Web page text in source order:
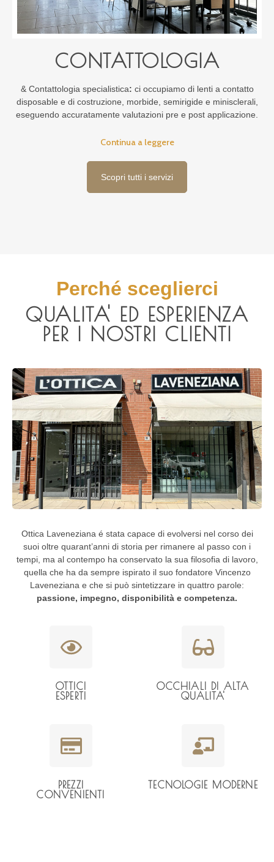
CONTATTOLOGIA
& Contattologia specialistica: ci occupiamo di lenti a contatto
disposable e di costruzione, morbide, semirigide e minisclerali,
eseguendo accuratamente valutazioni pre e post applicazione.
Continua a leggere
Scopri tutti i servizi
Perché sceglierci
QUALITA' ED ESPERIENZA
PER I NOSTRI CLIENTI
Ottica Laveneziana é stata capace di evolversi nel corso dei
suoi oltre quarant’anni di storia per rimanere al passo con i
tempi, ma al contempo ha conservato la sua filosofia di lavoro,
quella che ha da sempre ispirato il suo fondatore Vincenzo
Laveneziana e che si può sintetizzare in quattro parole:
passione, impegno, disponibilità e competenza.
OTTICI
ESPERTI
OCCHIALI DI ALTA
QUALITA'
PREZZI
CONVENIENTI
TECNOLOGIE MODERNE